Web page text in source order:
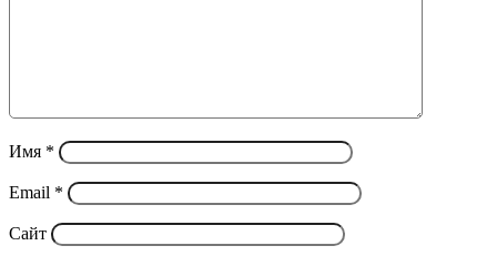
Имя *
Email *
Сайт